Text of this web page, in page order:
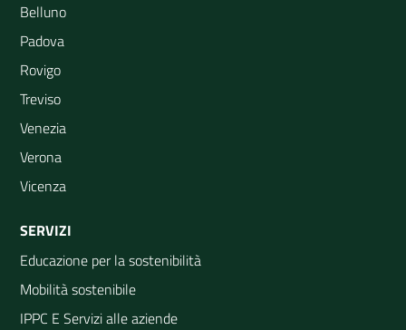
Belluno
Padova
Rovigo
Treviso
Venezia
Verona
Vicenza
SERVIZI
Educazione per la sostenibilità
Mobilità sostenibile
IPPC E Servizi alle aziende